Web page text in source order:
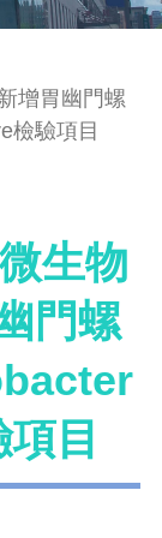
增胃幽門螺
檢驗項目
生物
門螺
目